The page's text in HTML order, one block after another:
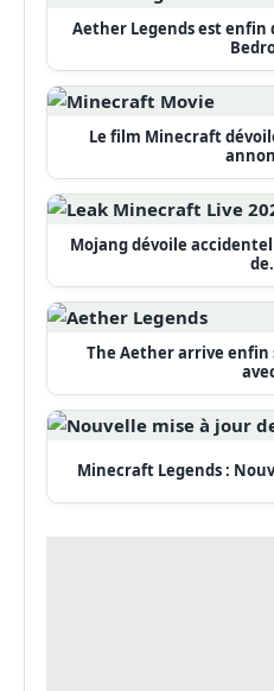
Aether Legends est
Le film Minecraft
Mojang dévoile
The Aether arrive
Minecraft Legends :